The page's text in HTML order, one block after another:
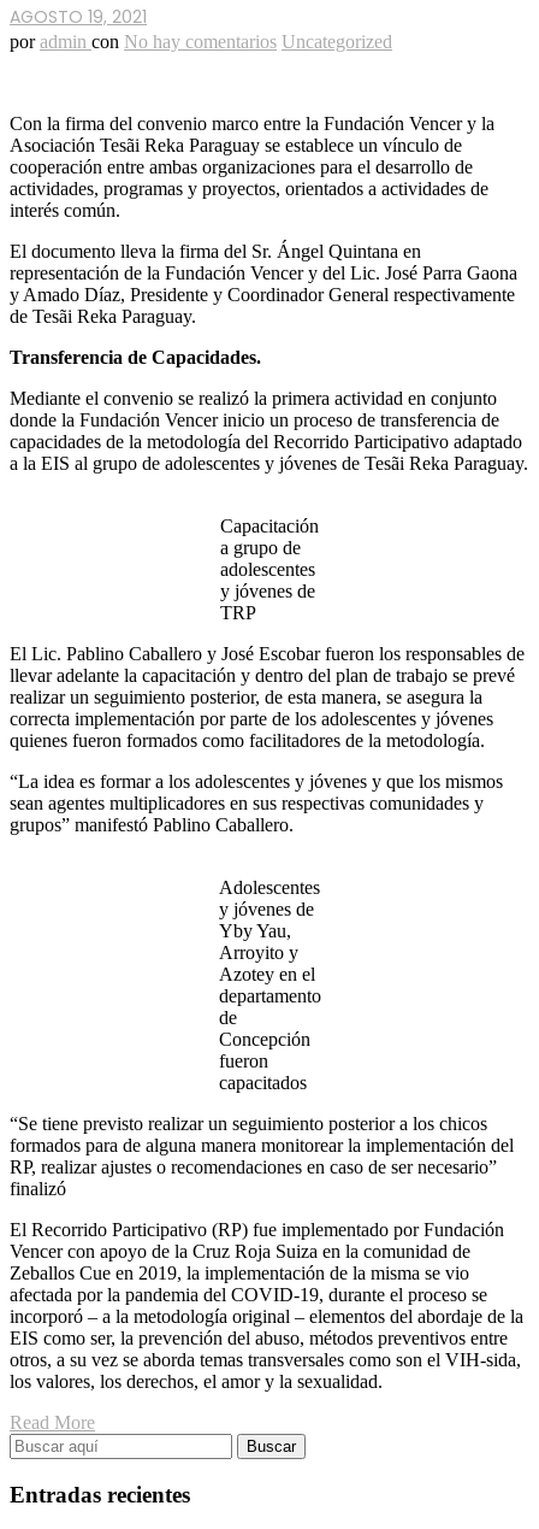
AGOSTO 19, 2021
por admin con No hay comentarios Uncategorized
Con la firma del convenio marco entre la Fundación Vencer y la
Asociación Tesãi Reka Paraguay se establece un vínculo de
cooperación entre ambas organizaciones para el desarrollo de
actividades, programas y proyectos, orientados a actividades de
interés común.
El documento lleva la firma del Sr. Ángel Quintana en
representación de la Fundación Vencer y del Lic. José Parra Gaona
y Amado Díaz, Presidente y Coordinador General respectivamente
de Tesãi Reka Paraguay.
Transferencia de Capacidades.
Mediante el convenio se realizó la primera actividad en conjunto
donde la Fundación Vencer inicio un proceso de transferencia de
capacidades de la metodología del Recorrido Participativo adaptado
a la EIS al grupo de adolescentes y jóvenes de Tesãi Reka Paraguay.
Capacitación
a grupo de
adolescentes
y jóvenes de
TRP
El Lic. Pablino Caballero y José Escobar fueron los responsables de
llevar adelante la capacitación y dentro del plan de trabajo se prevé
realizar un seguimiento posterior, de esta manera, se asegura la
correcta implementación por parte de los adolescentes y jóvenes
quienes fueron formados como facilitadores de la metodología.
“La idea es formar a los adolescentes y jóvenes y que los mismos
sean agentes multiplicadores en sus respectivas comunidades y
grupos” manifestó Pablino Caballero.
Adolescentes
y jóvenes de
Yby Yau,
Arroyito y
Azotey en el
departamento
de
Concepción
fueron
capacitados
“Se tiene previsto realizar un seguimiento posterior a los chicos
formados para de alguna manera monitorear la implementación del
RP, realizar ajustes o recomendaciones en caso de ser necesario”
finalizó
El Recorrido Participativo (RP) fue implementado por Fundación
Vencer con apoyo de la Cruz Roja Suiza en la comunidad de
Zeballos Cue en 2019, la implementación de la misma se vio
afectada por la pandemia del COVID-19, durante el proceso se
incorporó – a la metodología original – elementos del abordaje de la
EIS como ser, la prevención del abuso, métodos preventivos entre
otros, a su vez se aborda temas transversales como son el VIH-sida,
los valores, los derechos, el amor y la sexualidad.
Read More
Entradas recientes